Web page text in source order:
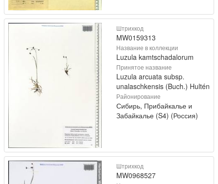
Штрихкод
MW0159313
Название в коллекции
Luzula kamtschadalorum
Принятое название
Luzula arcuata subsp.
unalaschkensis (Buch.) Hultén
Районирование
Сибирь, Прибайкалье и
Забайкалье (S4) (Россия)
Штрихкод
MW0968527